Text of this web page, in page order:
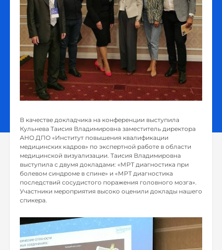
В качестве докладчика на конференции выступила
Кульнева Таисия Владимировна заместитель директора
АНО ДПО «Институт повышения квалификации
медицинских кадров» по экспертной работе в области
медицинской визуализации. Таисия Владимировна
выступила с двумя докладами: «МРТ диагностика при
болевом синдроме в спине» и «МРТ диагностика
последствий сосудистого поражения головного мозга».
Участники мероприятия высоко оценили доклады нашего
спикера.